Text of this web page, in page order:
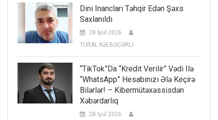
Dini Inancları Təhqir Edən Şəxs
Saxlanıldı
28 İyul 2026
TURAL KƏLBƏCƏRLİ
“TikTok”da “kredit Verilir” Vədi Ilə
“WhatsApp” Hesabınızı Ələ Keçirə
Bilərlər! – Kibermütəxəssisdən
Xəbərdarlıq
28 İyul 2026